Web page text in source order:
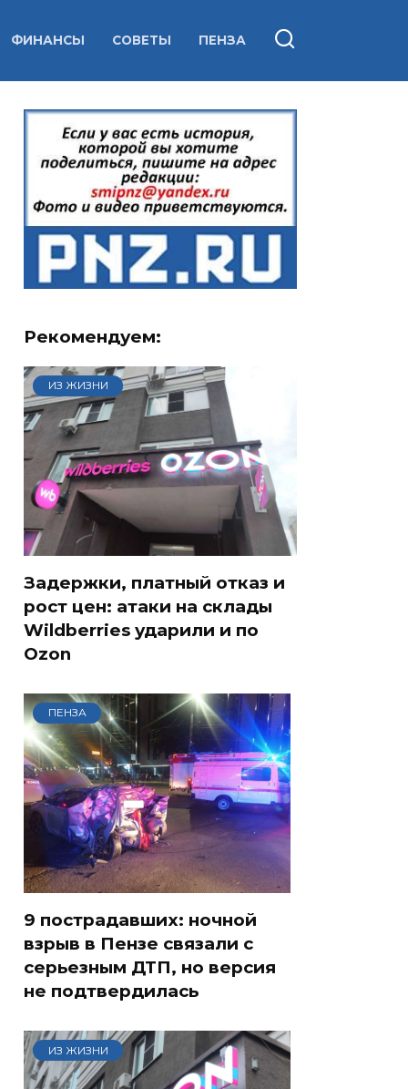
ФИНАНСЫ СОВЕТЫ ПЕНЗА
Рекомендуем:
ИЗ ЖИЗНИ
Задержки, платный отказ и
рост цен: атаки на склады
Wildberries ударили и по
Ozon
ПЕНЗА
9 пострадавших: ночной
взрыв в Пензе связали с
серьезным ДТП, но версия
не подтвердилась
ИЗ ЖИЗНИ